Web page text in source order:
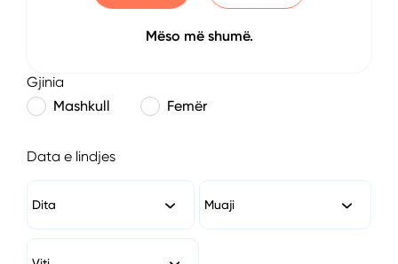
Gjinia
Mashkull
Femër
Data e lindjes
Dita Muaji
Mëso më shumë.